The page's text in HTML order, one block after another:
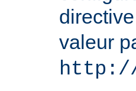
valeur
http://